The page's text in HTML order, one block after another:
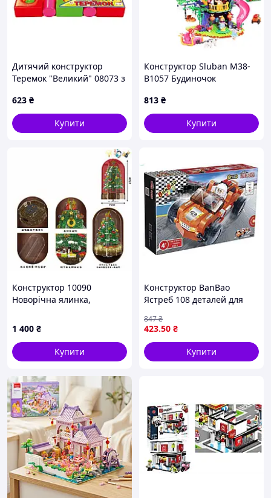
Дитячий конструктор
Теремок "Великий" 08073 з
623 ₴
Купити
Конструктор Sluban M38-
B1057 Будиночок
813 ₴
Купити
Конструктор 10090
Новорічна ялинка,
коробці (15*15*25см)
1 400 ₴
Купити
Конструктор BanBao
Ястреб 108 деталей для
игрушка для творчества и
логического мышления
423.50 ₴
847₴
Купити